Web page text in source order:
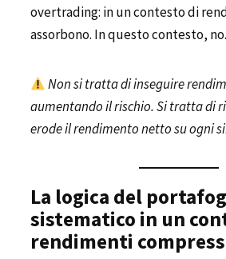
overtrading: in un contesto di
assorbono. In questo contesto, no.
Non si tratta di inseguire
aumentando il rischio. Si tratta di
erode il rendimento netto su ogni
La logica del
sistematico in un
rendimenti